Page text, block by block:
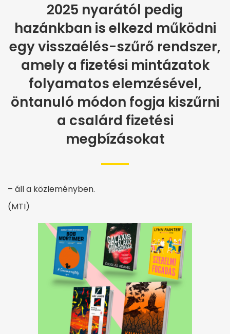
2025 nyarától pedig
hazánkban is elkezd működni
egy visszaélés-szűrő rendszer,
amely a fizetési mintázatok
folyamatos elemzésével,
öntanuló módon fogja kiszűrni
a csalárd fizetési
megbízásokat
– áll a közleményben.
(MTI)